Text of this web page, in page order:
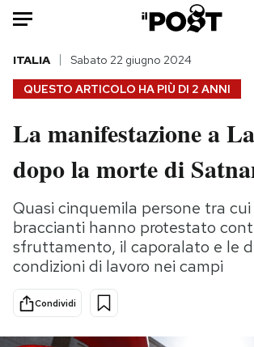
Auto
HOME
Italia
Politica
Tecnologia
Internet
Scienza
Cultura
Economia
Moda
Storie/
Ok
Media
Europa
QUESTO ARTICOLO HA PIÙ DI 2 ANNI
ITALIA Sabato 22 giugno 2024
La manifestazione a
dopo la morte di
Quasi cinquemila persone tra
braccianti hanno protestato
sfruttamento, il caporalato e le
condizioni di lavoro nei campi
Condividi